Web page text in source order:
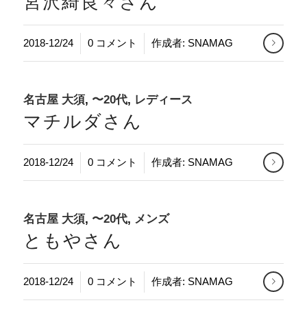
2018-12/24 0 コメント
/ 作成者: SNAMAG
名古屋 大須, 〜20代, レディース
マチルダさん
2018-12/24 0 コメント
/ 作成者: SNAMAG
名古屋 大須, 〜20代, メンズ
ともやさん
2018-12/24 0 コメント
/ 作成者: SNAMAG